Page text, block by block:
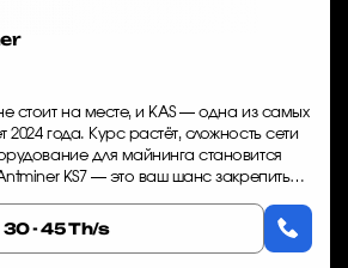
стоит на месте, и KAS — одна из самых
2024 года. Курс растёт, сложность сети
для майнинга становится
KS7 — это ваш шанс закрепиться
30 - 45 Th/s